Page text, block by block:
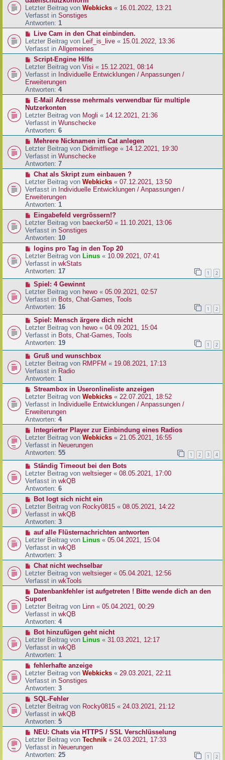
g
B
e
i
t
a
g
u
e
r
B
e
i
t
a
g
Letzter Beitrag von Webkicks « 16.01.2022, 13:21
Verfasst in Sonstiges
Antworten: 1
N
e
u
e
r
B
e
i
t
a
g
Live Cam in den Chat einbinden.
Letzter Beitrag von Leif_is_live « 15.01.2022, 13:36
Verfasst in Allgemeines
N
e
u
e
r
B
e
i
t
r
a
g
Script-Engine Hilfe
Letzter Beitrag von Visi « 15.12.2021, 08:14
Verfasst in Individuelle Entwicklungen / Anpassungen /
Erweiterungen
Antworten: 4
N
e
u
e
r
B
e
i
t
r
a
g
E-Mail Adresse mehrmals verwendbar für multiple
Nutzerkonten
Letzter Beitrag von Mogli « 14.12.2021, 21:36
Verfasst in Wunschecke
Antworten: 6
N
e
u
e
r
B
e
i
t
r
a
g
Mehrere Nicknamen im Cat anlegen
Letzter Beitrag von Didimitfliege « 14.12.2021, 19:30
Verfasst in Wunschecke
Antworten: 7
N
e
u
e
r
B
e
i
t
r
a
g
Chat als Skript zum einbauen ?
Letzter Beitrag von Webkicks « 07.12.2021, 13:50
Verfasst in Individuelle Entwicklungen / Anpassungen /
Erweiterungen
Antworten: 1
N
e
u
e
r
B
e
i
t
a
g
Eingabefeld vergrössern!?
Letzter Beitrag von baecker50 « 11.10.2021, 13:06
Verfasst in Sonstiges
Antworten: 10
N
e
u
e
r
B
e
i
t
r
a
g
logins pro Tag in den Top 20
Letzter Beitrag von Linus « 10.09.2021, 07:41
Verfasst in wkStats
Antworten: 17 1 2
N
e
u
e
r
B
e
i
t
r
a
g
Spiel: 4 Gewinnt
Letzter Beitrag von hewo « 05.09.2021, 02:57
Verfasst in Bots, Chat-Games, Tools
Antworten: 16 1 2
N
e
u
e
r
B
e
i
t
a
g
Spiel: Mensch ärgere dich nicht
Letzter Beitrag von hewo « 04.09.2021, 15:04
Verfasst in Bots, Chat-Games, Tools
Antworten: 19 1 2
N
e
u
e
r
B
e
i
t
r
a
g
Gruß und wunschbox
Letzter Beitrag von RMPFM « 19.08.2021, 17:13
Verfasst in Radio
Antworten: 1
N
e
u
e
r
B
e
i
t
r
a
g
Streambox in Useronlineliste anzeigen
Letzter Beitrag von Webkicks « 22.07.2021, 18:52
Verfasst in Individuelle Entwicklungen / Anpassungen /
Erweiterungen
Antworten: 4
N
e
u
e
r
B
e
i
t
a
g
Integrierter Player zur Einbindung eines Radios
Letzter Beitrag von Webkicks « 21.05.2021, 16:55
Verfasst in Neuerungen
Antworten: 55 1 2 3 4
N
e
u
e
r
B
e
i
t
a
g
Ständig Timeout bei den Bots
Letzter Beitrag von weltsieger« 08.05.2021, 17:00
Verfasst in wkQB
Antworten: 6
N
e
u
e
r
B
e
i
t
a
g
Bot logt sich nicht ein
Letzter Beitrag von Rocky0815 « 08.05.2021, 14:22
Verfasst in wkQB
Antworten: 3
N
e
u
e
r
B
e
i
r
a
g
auf alle Flüsternachrichten antworten
Letzter Beitrag von Linus « 05.04.2021, 15:04
Verfasst in wkQB
Antworten: 3
N
e
u
e
B
e
i
t
a
g
Chat nicht wechselbar
Letzter Beitrag von weltsieger « 05.04.2021, 12:56
Verfasst in wkTools
N
e
u
e
r
B
e
i
t
r
a
g
Datenbankfehler ist aufgetreten ! Bitte wende dich an den
Suport
Letzter Beitrag von Linn « 05.04.2021, 00:29
Verfasst in wkQB
Antworten: 4
N
e
u
e
r
B
e
i
t
a
g
Bot hinzufügen geht nicht
Letzter Beitrag von Linus « 31.03.2021, 12:17
Verfasst in wkQB
Antworten: 1
N
e
u
e
r
B
e
i
t
a
g
fehlerhafte anzeige
Letzter Beitrag von Webkicks « 29.03.2021, 22:11
Verfasst in Sonstiges
Antworten: 3
N
e
u
e
r
B
e
i
SQL-Fehler
Letzter Beitrag von Rocky0815 « 24.03.2021, 21:12
Verfasst in wkQB
Antworten: 5
N
e
u
e
NEU: Chats via HTTPS / SSL Verschlüsselung
Letzter Beitrag von Technik « 24.03.2021, 17:33
Verfasst in Neuerungen
Antworten: 25 1 2